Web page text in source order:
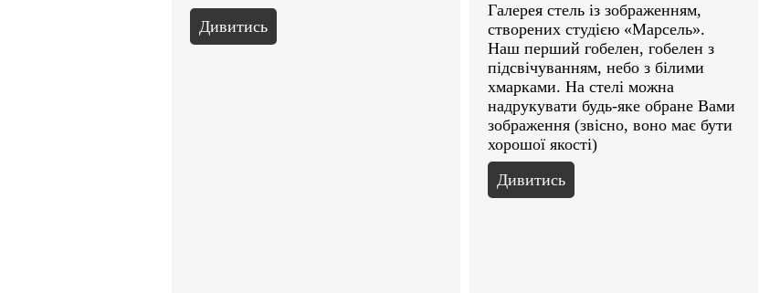
Дивитись
Галерея стель із зображенням,
створених студією «Марсель».
Наш перший гобелен, гобелен з
підсвічуванням, небо з білими
хмарками. На стелі можна
надрукувати будь-яке обране Вами
зображення (звісно, воно має бути
хорошої якості)
Дивитись